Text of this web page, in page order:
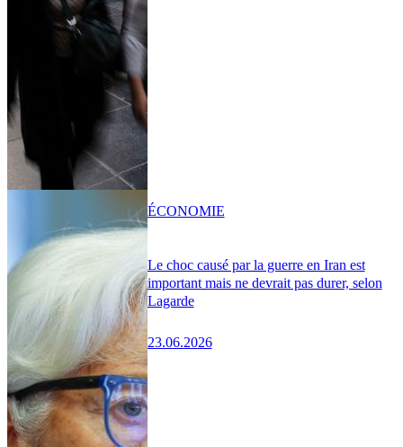
Le choc causé par la guerre en Iran est
important mais ne devrait pas durer, selon
Lagarde
23.06.2026
ÉCONOMIE